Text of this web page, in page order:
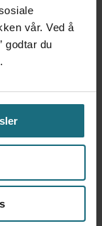
vår. Ved å
godtar du
ikke
gode på